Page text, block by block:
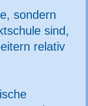
sondern
sind,
relativ